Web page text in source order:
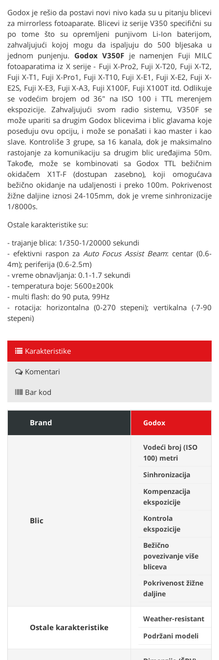
Godox je rešio da postavi novi nivo kada su u pitanju blicevi
za mirrorless fotoaparate. Blicevi iz serije V350 specifični su
po tome što su opremljeni punjivom Li-Ion baterijom,
zahvaljujući kojoj mogu da ispaljuju do 500 bljesaka u
jednom punjenju. Godox V350F je namenjen Fuji MILC
fotoaparatima iz X serije - Fuji X-Pro2, Fuji X-T20, Fuji X-T2,
Fuji X-T1, Fuji X-Pro1, Fuji X-T10, Fuji X-E1, Fuji X-E2, Fuji X-
E2S, Fuji X-E3, Fuji X-A3, Fuji X100F, Fuji X100T itd. Odlikuje
se vodećim brojem od 36" na ISO 100 i TTL merenjem
ekspozicije. Zahvaljujući svom radio sistemu, V350F se
može upariti sa drugim Godox blicevima i blic glavama koje
poseduju ovu opciju, i može se ponašati i kao master i kao
slave. Kontroliše 3 grupe, sa 16 kanala, dok je maksimalno
rastojanje za komunikaciju sa drugim blic uređajima 50m.
Takođe, može se kombinovati sa Godox TTL bežičnim
okidačem X1T-F (dostupan zasebno), koji omogućava
bežično okidanje na udaljenosti i preko 100m. Pokrivenost
žižne daljine iznosi 24-105mm, dok je vreme sinhronizacije
1/8000s.
Ostale karakteristike su:
- trajanje blica: 1/350-1/20000 sekundi
- efektivni raspon zaAuto Focus Assist Beam: centar (0.6-
4m); periferija (0.6-2.5m)
- vreme obnavljanja: 0.1-1.7 sekundi
- temperatura boje: 5600±200k
- multi flash: do 90 puta, 99Hz
- rotacija: horizontalna (0-270 stepeni); vertikalna (-7-90
stepeni)
Karakteristike
Komentari
Bar kod
Brand Godox
Blic
Vodeći broj (ISO
100) metri
Sinhronizacija
Kompenzacija
ekspozicije
Kontrola
ekspozicije
Bežično
povezivanje više
bliceva
Pokrivenost žižne
daljine
Ostale karakteristike
Weather-resistant
Podržani modeli